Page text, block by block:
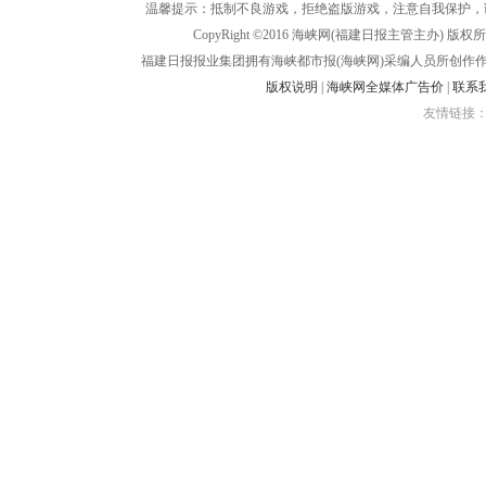
温馨提示：抵制不良游戏，拒绝盗版游戏，注意自我保护
CopyRight ©2016 海峡网(福建日报主管主办) 版权
福建日报报业集团拥有海峡都市报(海峡网)采编人员所创作
版权说明
海峡网全媒体广告价
联系
友情链接